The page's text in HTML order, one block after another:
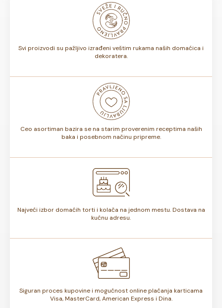
odnosno, da li sadrže voće ili ne, rok trajanja torte može
biti od 7 do 10 dana. Rok trajanja je istaknut na deklaraciji
Svi proizvodi su pažljivo izrađeni veštim rukama naših domaćica i
dekoratera.
Ceo asortiman bazira se na starim proverenim receptima naših
baka i posebnom načinu pripreme.
Najveći izbor domaćih torti i kolača na jednom mestu. Dostava na
kućnu adresu.
Siguran proces kupovine i mogućnost online plaćanja karticama
Visa, MasterCard, American Express i Dina.